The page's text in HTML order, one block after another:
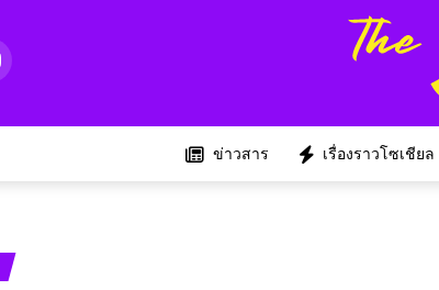
ข่าวสาร เรื่องราวโซเชียล